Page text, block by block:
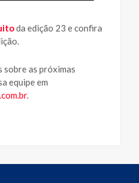
da edição 23 e confira
sobre as próximas
equipe em
.